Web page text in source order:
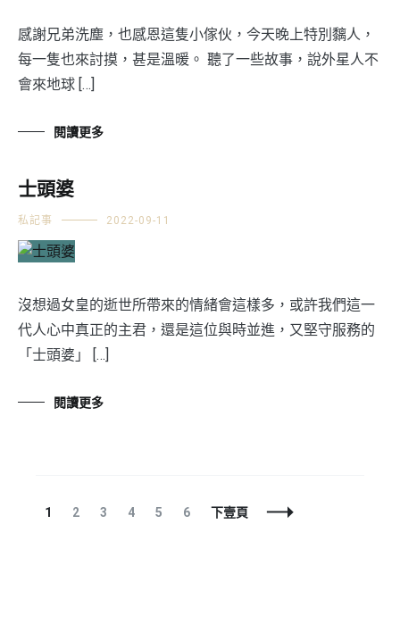
感謝兄弟洗塵，也感恩這隻小傢伙，今天晚上特別黐人，
每一隻也來討摸，甚是溫暖。 聽了一些故事，說外星人不
會來地球 […]
閱讀更多
士頭婆
私記事 2022-09-11
沒想過女皇的逝世所帶來的情緒會這樣多，或許我們這一
代人心中真正的主君，還是這位與時並進，又堅守服務的
「士頭婆」 […]
閱讀更多
文頁
1
頁
2
頁
3
頁
4
頁
5
頁
6 下壹頁